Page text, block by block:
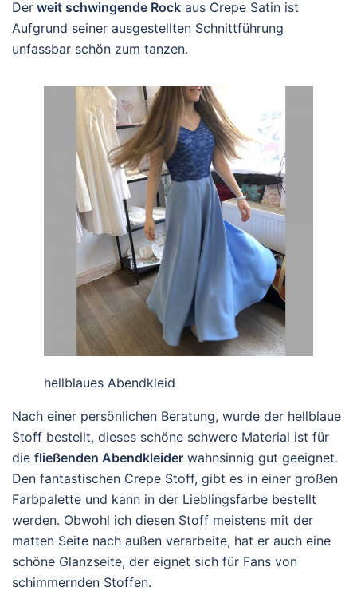
Der weit schwingende Rock aus Crepe Satin ist
Aufgrund seiner ausgestellten Schnittführung
unfassbar schön zum tanzen.
hellblaues Abendkleid
Nach einer persönlichen Beratung, wurde der hellblaue
Stoff bestellt, dieses schöne schwere Material ist für
die fließenden Abendkleider wahnsinnig gut geeignet.
Den fantastischen Crepe Stoff, gibt es in einer großen
Farbpalette und kann in der Lieblingsfarbe bestellt
werden. Obwohl ich diesen Stoff meistens mit der
matten Seite nach außen verarbeite, hat er auch eine
schöne Glanzseite, der eignet sich für Fans von
schimmernden Stoffen.